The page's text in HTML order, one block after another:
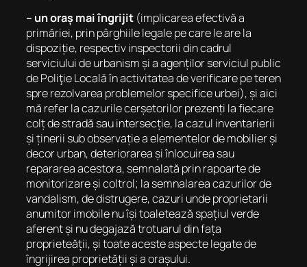
– un oraș mai îngrijit (implicarea efectivă a
primăriei, prin pârghiile legale pe care le are la
dispoziție, respectiv inspectorii din cadrul
serviciului de urbanism și a agenților serviciul public
de Poliţie Locală în activitatea de verificare pe teren
spre rezolvarea problemelor specifice urbei), și aici
mă refer la cazurile cerșetorilor prezenți la fiecare
colț de stradă sau intersecție, la cazul inventarierii
și ținerii sub observație a elementelor de mobilier și
decor urban, deteriorarea și înlocuirea sau
repararea acestora, semnalată prin rapoarte de
monitorizare și coltrol; la semnalarea cazurilor de
vandalism, de distrugere, cazuri unde proprietarii
anumitor imobile nu își toaletează spațiul verde
aferent și nu degajază trotuarul din fața
proprieteății, și toate aceste aspecte legate de
îngrijirea proprietății și a orașului.